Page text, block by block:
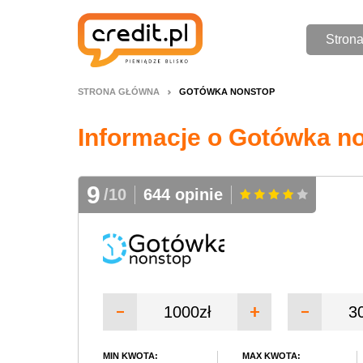
STRONA GŁÓWNA GOTÓWKA NONSTOP
Informacje o Gotówka
9 /10 644 opinie
1000zł
MIN KWOTA: MAX KWOTA: